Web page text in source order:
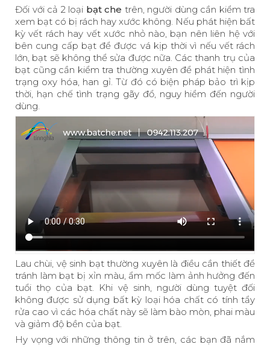
Đối với cả 2 loại bạt che trên, người dùng cần kiểm tra
xem bạt có bị rách hay xước không. Nếu phát hiện bất
kỳ vết rách hay vết xước nhỏ nào, bạn nên liên hệ với
bên cung cấp bạt để được vá kịp thời vì nếu vết rách
lớn, bạt sẽ không thể sửa được nữa. Các thanh trụ của
bạt cũng cần kiểm tra thường xuyên để phát hiện tình
trạng oxy hóa, han gỉ. Từ đó có biện pháp bảo trì kịp
thời, hạn chế tình trạng gãy đổ, nguy hiểm đến người
dùng.
Lau chùi, vệ sinh bạt thường xuyên là điều cần thiết để
tránh làm bạt bị xỉn màu, ẩm mốc làm ảnh hưởng đến
tuổi thọ của bạt. Khi vệ sinh, người dùng tuyệt đối
không được sử dụng bất kỳ loại hóa chất có tính tẩy
rửa cao vì các hóa chất này sẽ làm bào mòn, phai màu
và giảm độ bền của bạt.
Hy vọng với những thông tin ở trên, các bạn đã nắm